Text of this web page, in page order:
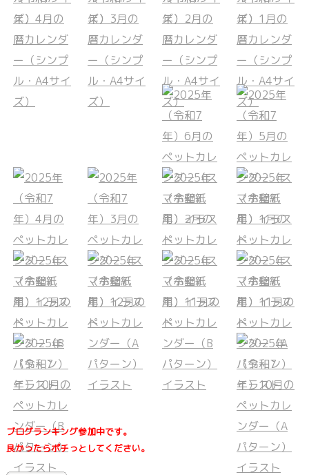
ブログランキング参加中です。
良かったらポチっとしてください。